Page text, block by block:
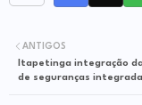
ANTIGOS
Itapetinga integração
de seguranças